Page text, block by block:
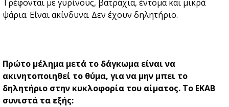
Τρέφονται με γυρίνους, βατράχια, έντομα και μικρά
ψάρια. Είναι ακίνδυνα. Δεν έχουν δηλητήριο.
Πρώτο μέλημα μετά το δάγκωμα είναι να
ακινητοποιηθεί το θύμα, για να μην μπει το
δηλητήριο στην κυκλοφορία του αίματος. Το ΕΚΑΒ
συνιστά τα εξής: